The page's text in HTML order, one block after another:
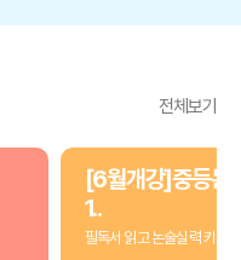
전체보기
[6월개강]중등논
1..
필독서 읽고 논술실력 키우